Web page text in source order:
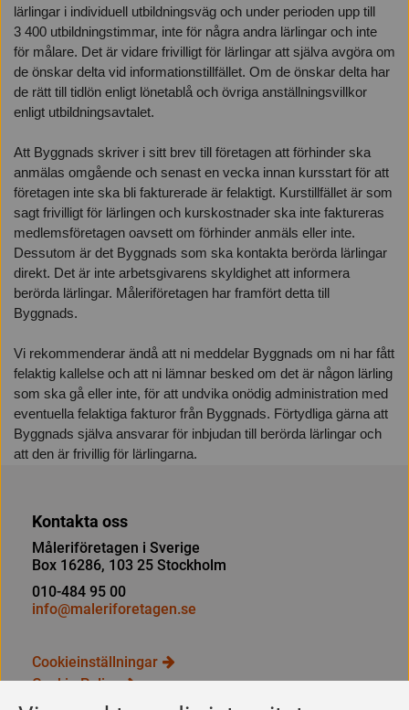
lärlingar i individuell utbildningsväg och under perioden upp till
3 400 utbildningstimmar, inte för några andra lärlingar och inte
för målare. Det är vidare frivilligt för lärlingar att själva avgöra om
de önskar delta vid informationstillfället. Om de önskar delta har
de rätt till tidlön enligt lönetablå och övriga anställningsvillkor
enligt utbildningsavtalet.
Att Byggnads skriver i sitt brev till företagen att förhinder ska
anmälas omgående och senast en vecka innan kursstart för att
företagen inte ska bli fakturerade är felaktigt. Kurstillfället är som
sagt frivilligt för lärlingen och kurskostnader ska inte faktureras
medlemsföretagen oavsett om förhinder anmäls eller inte.
Dessutom är det Byggnads som ska kontakta berörda lärlingar
direkt. Det är inte arbetsgivarens skyldighet att informera
berörda lärlingar. Måleriföretagen har framfört detta till
Byggnads.
Vi rekommenderar ändå att ni meddelar Byggnads om ni har fått
felaktig kallelse och att ni lämnar besked om det är någon lärling
som ska gå eller inte, för att undvika onödig administration med
eventuella felaktiga fakturor från Byggnads. Förtydliga gärna att
Byggnads själva ansvarar för inbjudan till berörda lärlingar och
att den är frivillig för lärlingarna.
Kontakta oss
Måleriföretagen i Sverige
Box 16286, 103 25 Stockholm
010-484 95 00
info@maleriforetagen.se
Cookieinställningar
Cookie Policy
Integritetspolicy